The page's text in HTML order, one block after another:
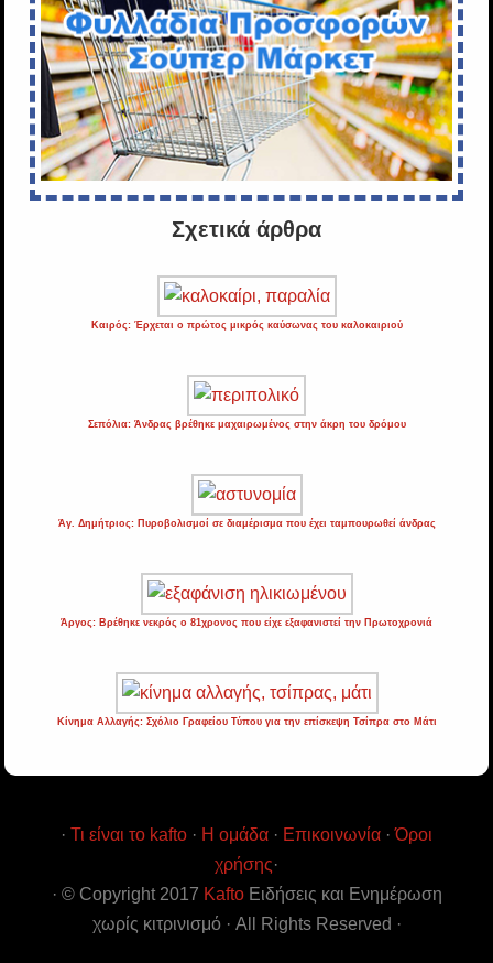
Σχετικά άρθρα
Καιρός: Έρχεται ο πρώτος μικρός καύσωνας του καλοκαιριού
Σεπόλια: Άνδρας βρέθηκε μαχαιρωμένος στην άκρη του δρόμου
Άγ. Δημήτριος: Πυροβολισμοί σε διαμέρισμα που έχει ταμπουρωθεί άνδρας
Άργος: Βρέθηκε νεκρός ο 81χρονος που είχε εξαφανιστεί την Πρωτοχρονιά
Κίνημα Αλλαγής: Σχόλιο Γραφείου Τύπου για την επίσκεψη Τσίπρα στο Μάτι
· Τι είναι το kafto · Η ομάδα · Επικοινωνία ·Όροι
χρήσης·
· © Copyright 2017 KaftoΕιδήσεις και Ενημέρωση
χωρίς κιτρινισμό · All Rights Reserved ·